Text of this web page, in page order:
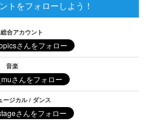
トをフォローしよう！
合アカウント
音楽
ージカル / ダンス